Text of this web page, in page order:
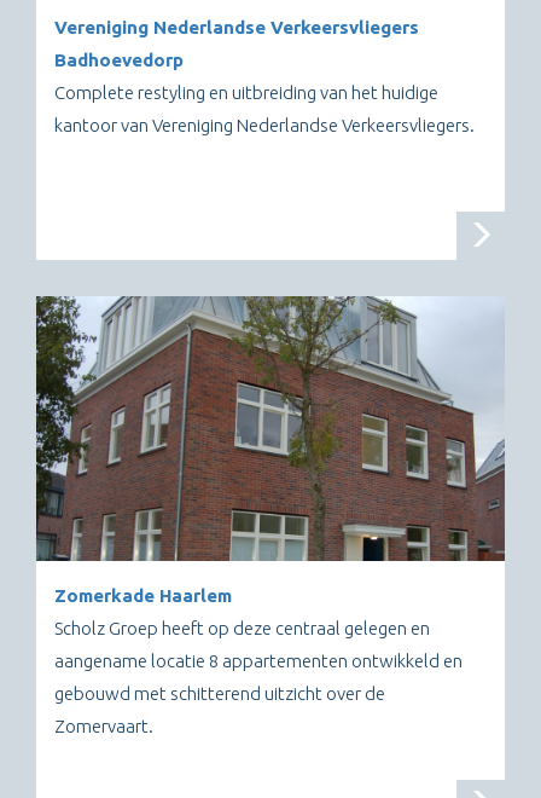
Vereniging Nederlandse Verkeersvliegers
Badhoevedorp
Complete restyling en uitbreiding van het huidige
kantoor van Vereniging Nederlandse Verkeersvliegers.
Zomerkade Haarlem
Scholz Groep heeft op deze centraal gelegen en
aangename locatie 8 appartementen ontwikkeld en
gebouwd met schitterend uitzicht over de
Zomervaart.